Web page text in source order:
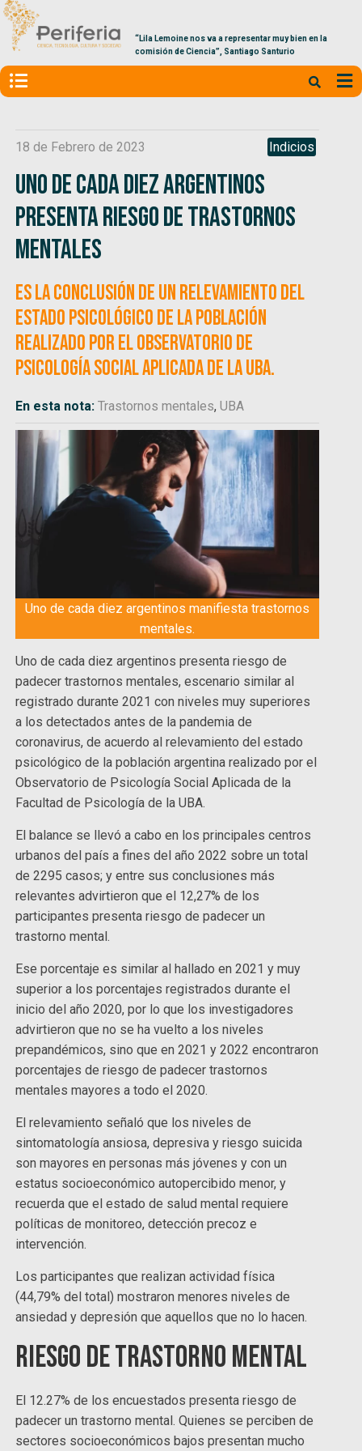
“Lila Lemoine nos va a representar muy bien en la
comisión de Ciencia”, Santiago Santurio
18 de Febrero de 2023 Indicios
Uno de cada diez argentinos
presenta riesgo de trastornos
mentales
Es la conclusión de un relevamiento del
estado psicológico de la población
realizado por el Observatorio de
Psicología Social Aplicada de la UBA.
En esta nota:Trastornos mentales,UBA
Uno de cada diez argentinos manifiesta trastornos
mentales.
Uno de cada diez argentinos presenta riesgo de
padecer trastornos mentales, escenario similar al
registrado durante 2021 con niveles muy superiores
a los detectados antes de la pandemia de
coronavirus, de acuerdo al relevamiento del estado
psicológico de la población argentina realizado por el
Observatorio de Psicología Social Aplicada de la
Facultad de Psicología de la UBA.
El balance se llevó a cabo en los principales centros
urbanos del país a fines del año 2022 sobre un total
de 2295 casos; y entre sus conclusiones más
relevantes advirtieron que el 12,27% de los
participantes presenta riesgo de padecer un
trastorno mental.
Ese porcentaje es similar al hallado en 2021 y muy
superior a los porcentajes registrados durante el
inicio del año 2020, por lo que los investigadores
advirtieron que no se ha vuelto a los niveles
prepandémicos, sino que en 2021 y 2022 encontraron
porcentajes de riesgo de padecer trastornos
mentales mayores a todo el 2020.
El relevamiento señaló que los niveles de
sintomatología ansiosa, depresiva y riesgo suicida
son mayores en personas más jóvenes y con un
estatus socioeconómico autopercibido menor, y
recuerda que el estado de salud mental requiere
políticas de monitoreo, detección precoz e
intervención.
Los participantes que realizan actividad física
(44,79% del total) mostraron menores niveles de
ansiedad y depresión que aquellos que no lo hacen.
Riesgo de trastorno mental
El 12.27% de los encuestados presenta riesgo de
padecer un trastorno mental. Quienes se perciben de
sectores socioeconómicos bajos presentan mucho